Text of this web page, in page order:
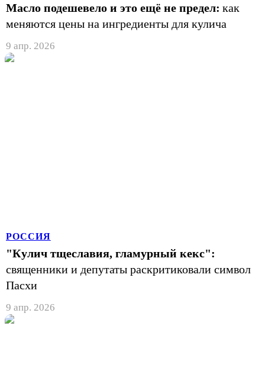
Масло подешевело и это ещё не предел: как
меняются цены на ингредиенты для кулича
9 апр. 2026
РОССИЯ
"Кулич тщеславия, гламурный кекс":
священники и депутаты раскритиковали символ
Пасхи
9 апр. 2026